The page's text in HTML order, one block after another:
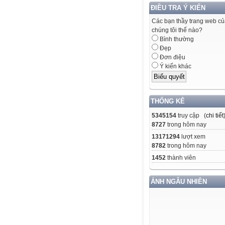
ĐIỀU TRA Ý KIẾN
Các bạn thầy trang web
chúng tôi thế nào?
Bình thường
Đẹp
Đơn điệu
Ý kiến khác
THỐNG KÊ
5345154 truy cập (chi tiết)
8727 trong hôm nay
13171294 lượt xem
8782 trong hôm nay
1452 thành viên
ẢNH NGẪU NHIÊN